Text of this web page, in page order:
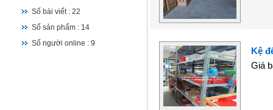
Số bài viết : 22
Số sản phẩm : 14
Số người online : 9
Kệ
Giá